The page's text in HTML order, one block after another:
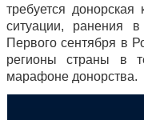
требуется
ситуации, ранения
Первого сентября в
регионы страны в
марафоне донорства.